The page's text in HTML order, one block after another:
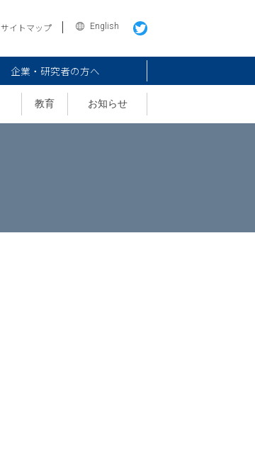
サイトマップ English
企業・研究者の方へ
教育 お知らせ